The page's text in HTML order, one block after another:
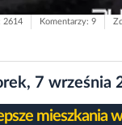
2614 Komentarzy: 9
7 września
mieszkania